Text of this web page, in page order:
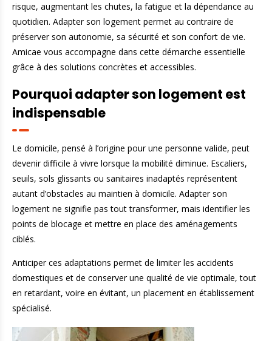
risque, augmentant les chutes, la fatigue et la dépendance au
quotidien. Adapter son logement permet au contraire de
préserver son autonomie, sa sécurité et son confort de vie.
Amicae vous accompagne dans cette démarche essentielle
grâce à des solutions concrètes et accessibles.
Pourquoi adapter son logement est
indispensable
Le domicile, pensé à l’origine pour une personne valide, peut
devenir difficile à vivre lorsque la mobilité diminue. Escaliers,
seuils, sols glissants ou sanitaires inadaptés représentent
autant d’obstacles au maintien à domicile. Adapter son
logement ne signifie pas tout transformer, mais identifier les
points de blocage et mettre en place des aménagements
ciblés.
Anticiper ces adaptations permet de limiter les accidents
domestiques et de conserver une qualité de vie optimale, tout
en retardant, voire en évitant, un placement en établissement
spécialisé.